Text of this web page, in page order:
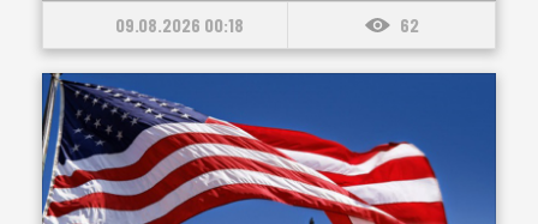
09.08.2026 00:18 62